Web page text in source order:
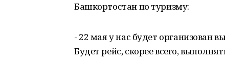
Башкортостан по туризму:
- 22 мая у нас будет организован
Будет рейс, скорее всего,